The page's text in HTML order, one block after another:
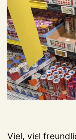
Viel, viel